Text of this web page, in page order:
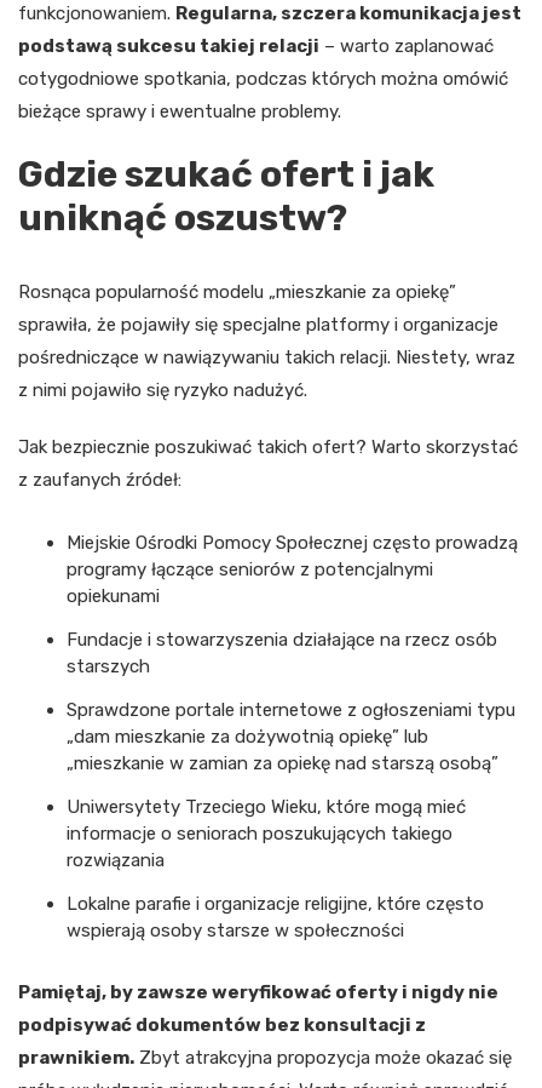
funkcjonowaniem. Regularna, szczera komunikacja jest
podstawą sukcesu takiej relacji – warto zaplanować
cotygodniowe spotkania, podczas których można omówić
bieżące sprawy i ewentualne problemy.
Gdzie szukać ofert i jak
uniknąć oszustw?
Rosnąca popularność modelu „mieszkanie za opiekę”
sprawiła, że pojawiły się specjalne platformy i organizacje
pośredniczące w nawiązywaniu takich relacji. Niestety, wraz
z nimi pojawiło się ryzyko nadużyć.
Jak bezpiecznie poszukiwać takich ofert? Warto skorzystać
z zaufanych źródeł:
Miejskie Ośrodki Pomocy Społecznej często prowadzą
programy łączące seniorów z potencjalnymi
opiekunami
Fundacje i stowarzyszenia działające na rzecz osób
starszych
Sprawdzone portale internetowe z ogłoszeniami typu
„dam mieszkanie za dożywotnią opiekę” lub
„mieszkanie w zamian za opiekę nad starszą osobą”
Uniwersytety Trzeciego Wieku, które mogą mieć
informacje o seniorach poszukujących takiego
rozwiązania
Lokalne parafie i organizacje religijne, które często
wspierają osoby starsze w społeczności
Pamiętaj, by zawsze weryfikować oferty i nigdy nie
podpisywać dokumentów bez konsultacji z
prawnikiem. Zbyt atrakcyjna propozycja może okazać się